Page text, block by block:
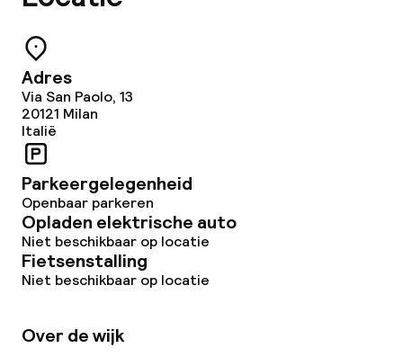
Adres
Via San Paolo, 13
20121 Milan
Italië
Parkeergelegenheid
Openbaar parkeren
Opladen elektrische auto
Niet beschikbaar op locatie
Fietsenstalling
Niet beschikbaar op locatie
Over de wijk